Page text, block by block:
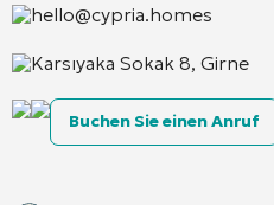
hello@cypria.homes
Karsıyaka Sokak 8, Girne
Buchen Sie einen Anruf